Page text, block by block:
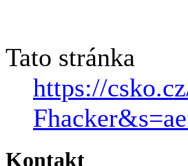
Tato stránka
https://
Kontakt